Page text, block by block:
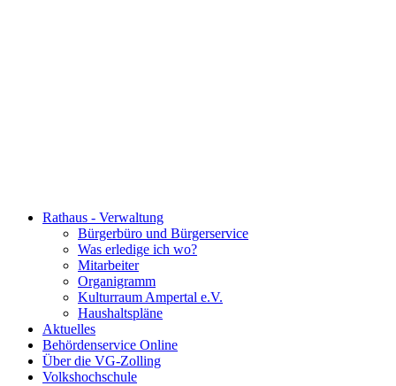
Rathaus - Verwaltung
Bürgerbüro und Bürgerservice
Was erledige ich wo?
Mitarbeiter
Organigramm
Kulturraum Ampertal e.V.
Haushaltspläne
Aktuelles
Behördenservice Online
Über die VG-Zolling
Volkshochschule